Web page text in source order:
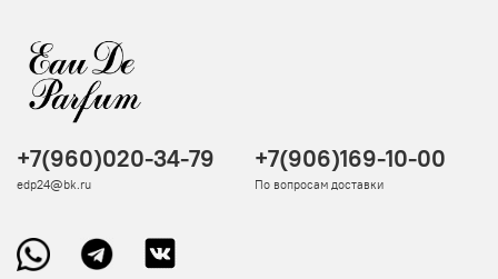
+7(960)020-34-79
edp24@bk.ru
+7(906)169-10-00
По вопросам доставки